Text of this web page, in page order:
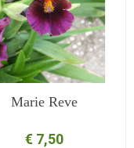
Marie Reve
€ 7,50